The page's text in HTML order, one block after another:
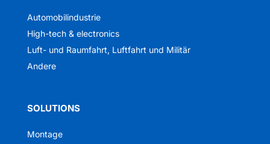
Automobilindustrie
High-tech & electronics
Luft- und Raumfahrt, Luftfahrt und Militär
Andere
SOLUTIONS
Montage